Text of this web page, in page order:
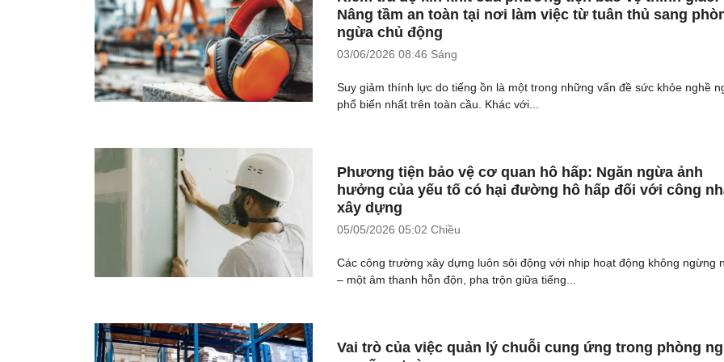
Nâng tầm an toàn tại nơi làm việc từ tuân thủ sang
ngừa chủ động
03/06/2026 08:46 Sáng
Suy giảm thính lực do tiếng ồn là một trong những vấn đề sức khỏe nghề
phổ biến nhất trên toàn cầu. Khác với...
Phương tiện bảo vệ cơ quan hô hấp: Ngăn ngừa ảnh
hưởng của yếu tố có hại đường hô hấp đối với công
xây dựng
05/05/2026 05:02 Chiều
Các công trường xây dựng luôn sôi động với nhịp hoạt động không ngừng
– một âm thanh hỗn độn, pha trộn giữa tiếng...
Vai trò của việc quản lý chuỗi cung ứng trong phòng